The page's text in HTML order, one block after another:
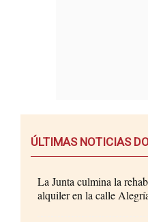
ÚLTIMAS NOTICIAS
La Junta culmina la
alquiler en la calle